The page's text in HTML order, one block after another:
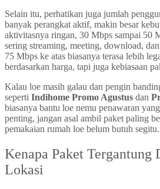
Selain itu, perhatikan juga jumlah
banyak perangkat aktif, makin besar
aktivitasnya ringan, 30 Mbps sampai 50
sering streaming, meeting, download,
75 Mbps ke atas biasanya terasa lebih
berdasarkan harga, tapi juga kebiasaan
Kalau loe masih galau dan pengin
seperti Indihome Promo Agustus dan
biasanya bantu loe nemu penawaran
penting, jangan asal ambil paket paling
pemakaian rumah loe belum butuh segitu.
Kenapa Paket Tergantung
Lokasi